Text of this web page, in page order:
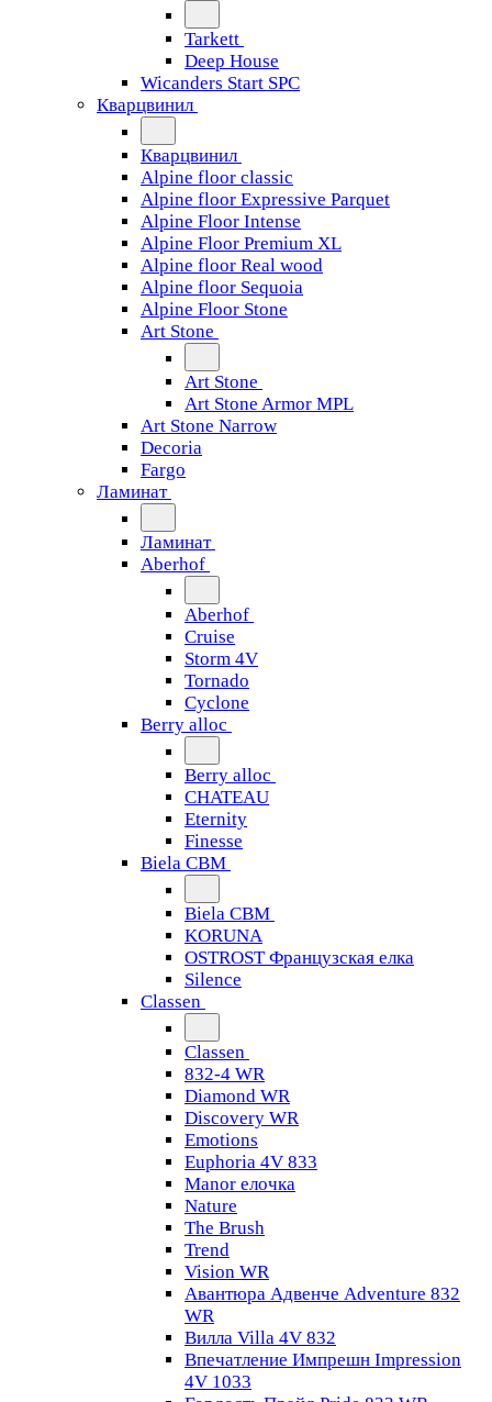
Tarkett
Deep House
Wicanders Start SPC
Кварцвинил
Кварцвинил
Alpine floor classic
Alpine floor Expressive Parquet
Alpine Floor Intense
Alpine Floor Premium XL
Alpine floor Real wood
Alpine floor Sequoia
Alpine Floor Stone
Art Stone
Art Stone
Art Stone Armor MPL
Art Stone Narrow
Decoria
Fargo
Ламинат
Ламинат
Aberhof
Aberhof
Cruise
Storm 4V
Tornado
Сyclone
Berry alloc
Berry alloc
CHATEAU
Eternity
Finesse
Biela CBM
Biela CBM
KORUNA
OSTROST Французская елка
Silence
Classen
Classen
832-4 WR
Diamond WR
Discovery WR
Emotions
Euphoria 4V 833
Manor елочка
Nature
The Brush
Trend
Vision WR
Авантюра Адвенче Adventure 832
WR
Вилла Villa 4V 832
Впечатление Импрешн Impression
4V 1033